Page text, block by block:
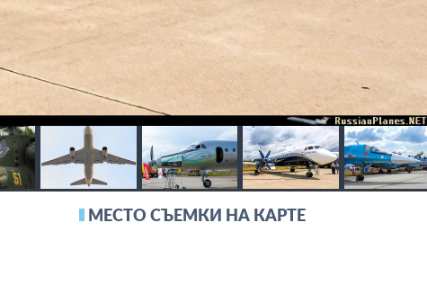
МЕСТО СЪЕМКИ НА КАРТЕ